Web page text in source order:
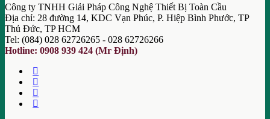
Công ty TNHH Giải Pháp Công Nghệ Thiết Bị Toàn Cầu
Địa chỉ: 28 đường 14, KDC Vạn Phúc, P. Hiệp Bình Phước, TP
Thủ Đức, TP HCM
Tel: (084) 028 62726265 - 028 62726266
Hotline: 0908 939 424 (Mr Định)